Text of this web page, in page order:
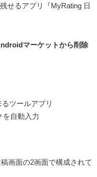
せるアプリ『MyRating 日
マーケットから削除
ツールアプリ
を自動入力
画面の2画面で構成されて